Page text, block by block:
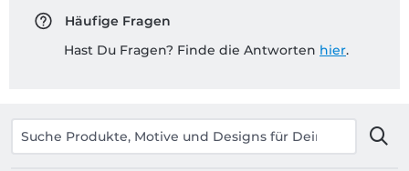
Häufige Fragen
Hast Du Fragen? Finde die Antworten hier.